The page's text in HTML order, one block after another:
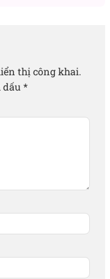
thị công khai.
dấu*